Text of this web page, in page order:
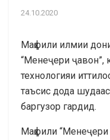
24.10.2020
Маҳфили илмии
“Менеҷери ҷавон”,
технологияи
таъсис дода
баргузор гардид.
Маҳфили